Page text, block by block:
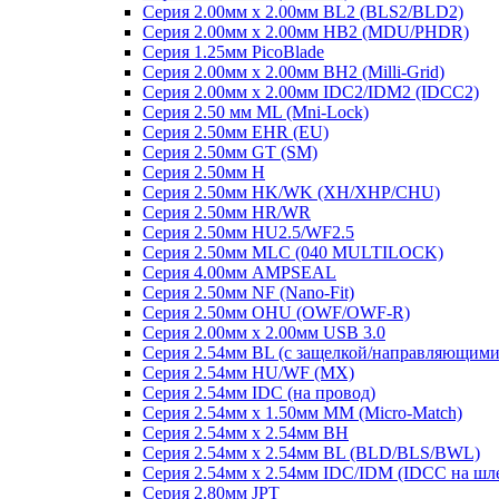
Серия 2.00мм x 2.00мм BL2 (BLS2/BLD2)
Серия 2.00мм x 2.00мм HB2 (MDU/PHDR)
Серия 1.25мм PicoBlade
Серия 2.00мм х 2.00мм BH2 (Milli-Grid)
Серия 2.00мм х 2.00мм IDC2/IDM2 (IDCC2)
Серия 2.50 мм ML (Mni-Lock)
Серия 2.50мм EHR (EU)
Серия 2.50мм GT (SM)
Серия 2.50мм H
Серия 2.50мм HK/WK (XH/XHP/CHU)
Серия 2.50мм HR/WR
Серия 2.50мм HU2.5/WF2.5
Серия 2.50мм MLC (040 MULTILOCK)
Серия 4.00мм AMPSEAL
Серия 2.50мм NF (Nano-Fit)
Серия 2.50мм OHU (OWF/OWF-R)
Серия 2.00мм x 2.00мм USB 3.0
Серия 2.54мм BL (с защелкой/
Серия 2.54мм HU/WF (MX)
Серия 2.54мм IDC (на провод)
Серия 2.54мм х 1.50мм MM (Micro-Match)
Серия 2.54мм х 2.54мм BH
Серия 2.54мм х 2.54мм BL (BLD/BLS/BWL)
Серия 2.54мм х 2.54мм IDC/IDM (IDCC на
Серия 2.80мм JPT